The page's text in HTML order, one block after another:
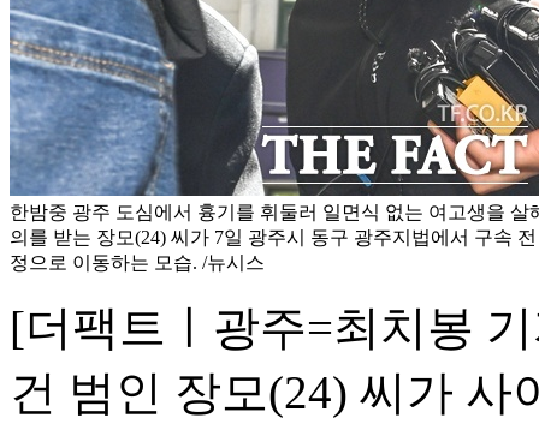
한밤중 광주 도심에서 흉기를 휘둘러 일면식 없는 여고생을 살
의를 받는 장모(24) 씨가 7일 광주시 동구 광주지법에서 구속
정으로 이동하는 모습. /뉴시스
[더팩트ㅣ광주=최치봉
건 범인 장모(24) 씨가